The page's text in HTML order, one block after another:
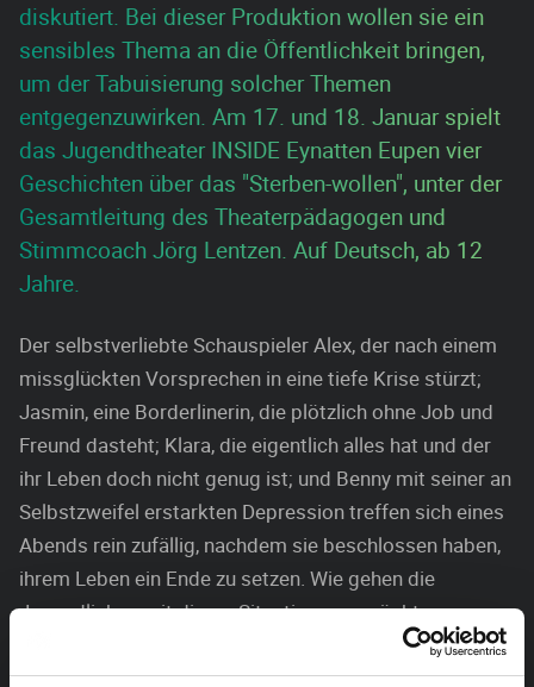
diskutiert. Bei dieser Produktion wollen sie ein
sensibles Thema an die Öffentlichkeit bringen,
um der Tabuisierung solcher Themen
entgegenzuwirken. Am 17. und 18. Januar spielt
das Jugendtheater INSIDE Eynatten Eupen vier
Geschichten über das "Sterben-wollen", unter der
Gesamtleitung des Theaterpädagogen und
Stimmcoach Jörg Lentzen. Auf Deutsch, ab 12
Jahre.
Der selbstverliebte Schauspieler Alex, der nach einem
missglückten Vorsprechen in eine tiefe Krise stürzt;
Jasmin, eine Borderlinerin, die plötzlich ohne Job und
Freund dasteht; Klara, die eigentlich alles hat und der
ihr Leben doch nicht genug ist; und Benny mit seiner an
Selbstzweifel erstarkten Depression treffen sich eines
Abends rein zufällig, nachdem sie beschlossen haben,
ihrem Leben ein Ende zu setzen. Wie gehen die
Jugendlichen mit dieser Situation um; möchte man
Klaras Satz „Ihr wollt doch gar nicht sterben, ihr könnt